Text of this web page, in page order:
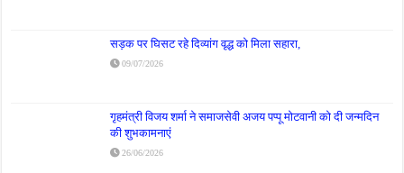
सड़क पर घिसट रहे दिव्यांग वृद्ध को मिला सहारा,
09/07/2026
गृहमंत्री विजय शर्मा ने समाजसेवी अजय पप्पू मोटवानी को दी जन्मदिन
की शुभकामनाएं
26/06/2026